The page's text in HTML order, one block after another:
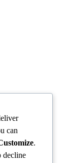
can
.
decline